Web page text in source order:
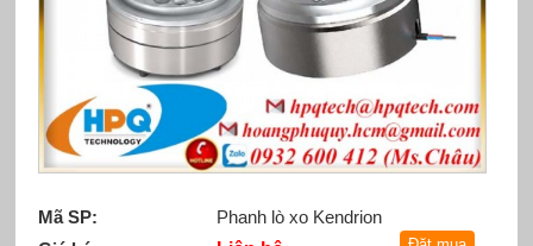
Mã SP:
Phanh lò xo Kendrion